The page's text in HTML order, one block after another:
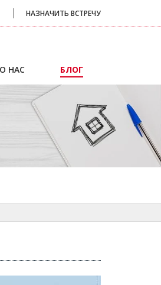
НАЗНАЧИТЬ ВСТРЕЧУ
О НАС БЛОГ